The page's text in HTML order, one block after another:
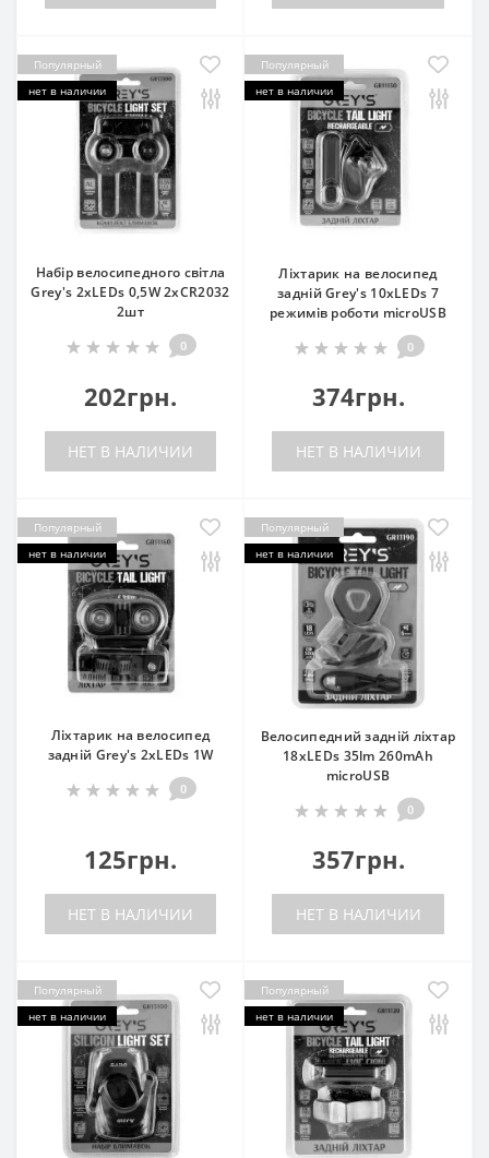
Популярный
нет в наличии
Набір велосипедного світла
Grey's 2хLEDs 0,5W 2хCR2032
2шт
0
202грн.
НЕТ В НАЛИЧИИ
Популярный
нет в наличии
Ліхтарик на велосипед
задній Grey's 10xLEDs 7
режимів роботи microUSB
0
374грн.
НЕТ В НАЛИЧИИ
Популярный
нет в наличии
Ліхтарик на велосипед
задній Grey's 2хLEDs 1W
0
125грн.
НЕТ В НАЛИЧИИ
Популярный
нет в наличии
Велосипедний задній ліхтар
18xLEDs 35lm 260mAh
microUSB
0
357грн.
НЕТ В НАЛИЧИИ
Популярный
нет в наличии
Популярный
нет в наличии